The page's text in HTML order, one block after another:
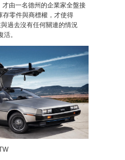
由一名德州的企業家全盤接
存零件與商標權，才使得
過去沒有任何關連的情況
。